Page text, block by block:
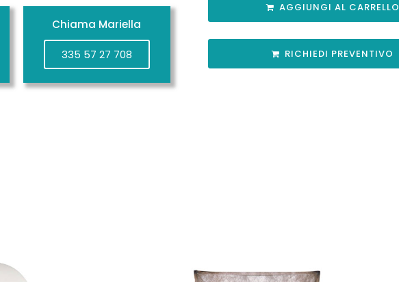
Chiama Mariella
335 57 27 708
AGGIUNGI AL CARRELLO
RICHIEDI PREVENTIVO